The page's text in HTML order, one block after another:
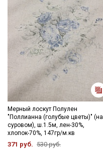
Мерный лоскут Полулен
"Поллианна (голубые цветы)" (на
суровом), ш.1.5м, лен-30%,
хлопок-70%, 147гр/м.кв
371 руб. 530 руб.